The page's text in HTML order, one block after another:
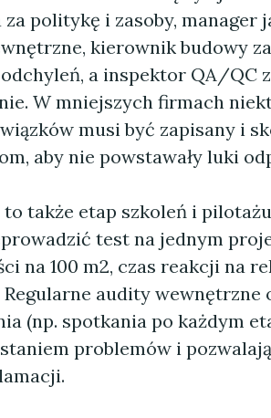
politykę i zasoby, manager
kierownik budowy
odchyleń, a inspektor QA/QC
W mniejszych firmach
musi być zapisany i
aby nie powstawały luki
także etap szkoleń i
test na jednym
na 100 m2, czas reakcji na
audity wewnętrzne
(np. spotkania po każdym
problemów i